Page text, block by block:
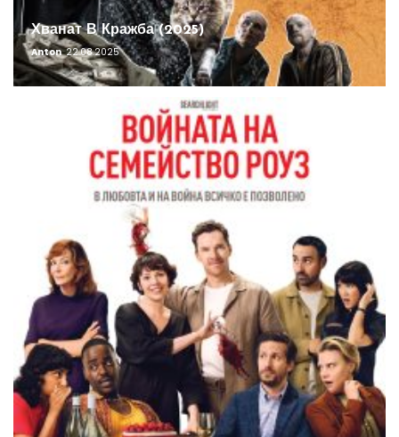
Хванат В Кражба (2025)
Anton 22.08.2025